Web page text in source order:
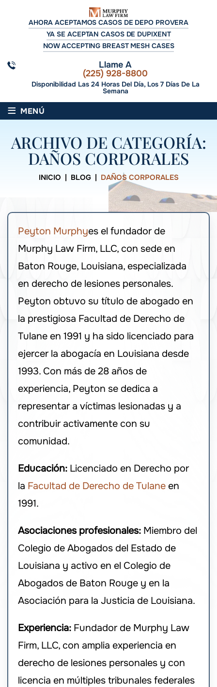
AHORA ACEPTAMOS CASOS DE DEPO PROVERA
YA SE ACEPTAN CASOS DE DUPIXENT
NOW ACCEPTING BREAST MESH CASES
Llame A
(225) 928-8800
Disponibilidad Las 24 Horas Del Día, Los 7 Días De La
Semana
≡ MENÚ
ARCHIVO DE CATEGORÍA:
DAÑOS CORPORALES
INICIO BLOG| DAÑOS CORPORALES
Peyton Murphyes el fundador de
Murphy Law Firm, LLC, con sede en
Baton Rouge, Louisiana, especializada
en derecho de lesiones personales.
Peyton obtuvo su título de abogado en
la prestigiosa Facultad de Derecho de
Tulane en 1991 y ha sido licenciado para
ejercer la abogacía en Louisiana desde
1993. Con más de 28 años de
experiencia, Peyton se dedica a
representar a víctimas lesionadas y a
contribuir activamente con su
comunidad.
Educación: Licenciado en Derecho por
la Facultad de Derecho de Tulane en
1991.
Asociaciones profesionales: Miembro del
Colegio de Abogados del Estado de
Louisiana y activo en el Colegio de
Abogados de Baton Rouge y en la
Asociación para la Justicia de Louisiana.
Experiencia: Fundador de Murphy Law
Firm, LLC, con amplia experiencia en
derecho de lesiones personales y con
licencia en múltiples tribunales federales